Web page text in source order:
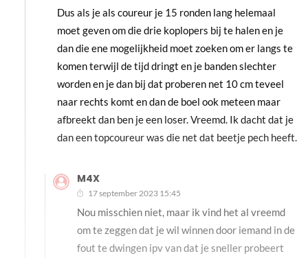
Dus als je als coureur je 15 ronden lang helemaal
moet geven om die drie koplopers bij te halen en je
dan die ene mogelijkheid moet zoeken om er langs te
komen terwijl de tijd dringt en je banden slechter
worden en je dan bij dat proberen net 10 cm teveel
naar rechts komt en dan de boel ook meteen maar
afbreekt dan ben je een loser. Vreemd. Ik dacht dat je
dan een topcoureur was die net dat beetje pech heeft.
M4X
17 september 2023 15:45
Nou misschien niet, maar ik vind het al vreemd
om te zeggen dat je wil winnen door iemand in de
fout te dwingen ipv van dat je sneller probeert